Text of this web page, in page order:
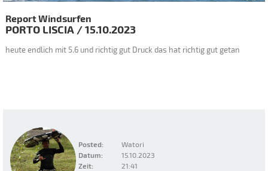
Posted:
Watori
Datum:
15.10.2023
Zeit:
21:41
Report Windsurfen
PORTO LISCIA /15.10.2023
heute endlich mit 5.6 und richtig gut Druck das hat richtig gut getan